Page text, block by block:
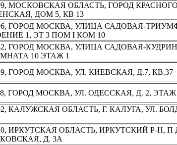
МОСКОВСКАЯ ОБЛАСТЬ, ГОРОД
ДОМ 5, КВ 13
ГОРОД МОСКВА, УЛИЦА САДОВАЯ-
1, ЭТ 3 ПОМ I КОМ 10
ГОРОД МОСКВА, УЛИЦА САДОВАЯ-
10 ЭТАЖ 1
ГОРОД МОСКВА, УЛ. КИЕВСКАЯ, Д.7, КВ.37
ГОРОД МОСКВА, УЛ. ОДЕССКАЯ, Д. 2,
КАЛУЖСКАЯ ОБЛАСТЬ, Г. КАЛУГА, УЛ.
ИРКУТСКАЯ ОБЛАСТЬ, ИРКУТСКИЙ Р-Н, П
Д. 3А